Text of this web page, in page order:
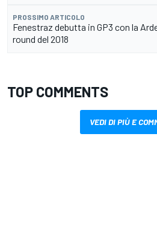
PROSSIMO ARTICOLO
Fenestraz debutta in GP3 con la
round del 2018
TOP COMMENTS
VEDI DI PIÙ E